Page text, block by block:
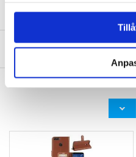
SKRIV EN